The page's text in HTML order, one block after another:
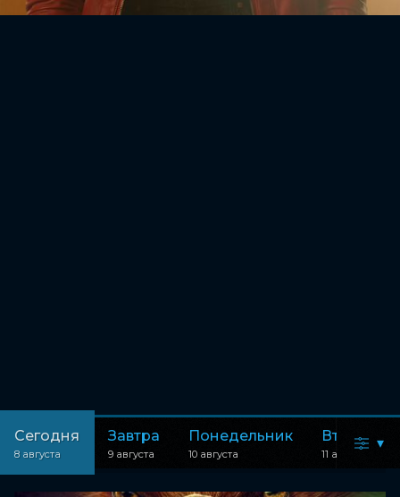
Сегодня
8 августа
Завтра
9 августа
Понедельник
10 августа
Вторник
11 августа
▾